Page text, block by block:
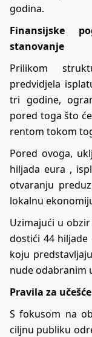
godina.
Finansijske
stanovanje
Prilikom
predvidjela
tri godine,
pored toga što
rentom tokom
Pored ovoga,
hiljada eura ,
otvaranju
lokalnu
Uzimajući u
dostići 44
koju
nude odabranim
Pravila za
S fokusom na
ciljnu publiku